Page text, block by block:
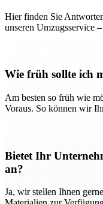
Hier finden Sie
unseren Umzugsservice
Wie früh sollte ich
Am besten so früh wie
Voraus. So können wir
Bietet Ihr
an?
Ja, wir stellen Ihnen